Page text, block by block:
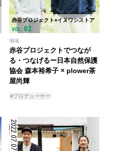
赤谷プロジェクト×イヌワシストア
VOL. 02
地域
赤谷プロジェクトでつなが
る・つなげるー日本自然保護
協会 森本裕希子 × plower茶
屋尚輝
#プロデューサー
2022.07.07